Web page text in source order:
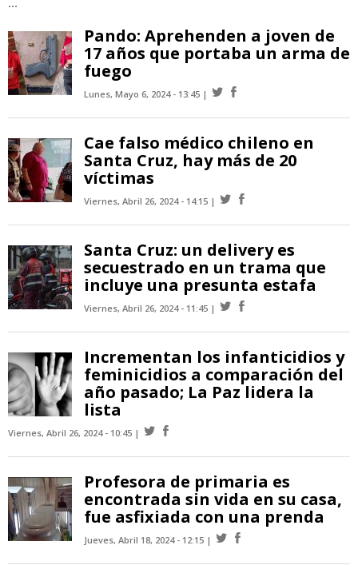
Pando: Aprehenden a joven de
17 años que portaba un arma de
fuego
Lunes, Mayo 6, 2024 - 13:45
Cae falso médico chileno en
Santa Cruz, hay más de 20
víctimas
Viernes, Abril 26, 2024 - 14:15
Santa Cruz: un delivery es
secuestrado en un trama que
incluye una presunta estafa
Viernes, Abril 26, 2024 - 11:45
Incrementan los infanticidios y
feminicidios a comparación del
año pasado; La Paz lidera la
lista
Viernes, Abril 26, 2024 - 10:45
Profesora de primaria es
encontrada sin vida en su casa,
fue asfixiada con una prenda
Jueves, Abril 18, 2024 - 12:15